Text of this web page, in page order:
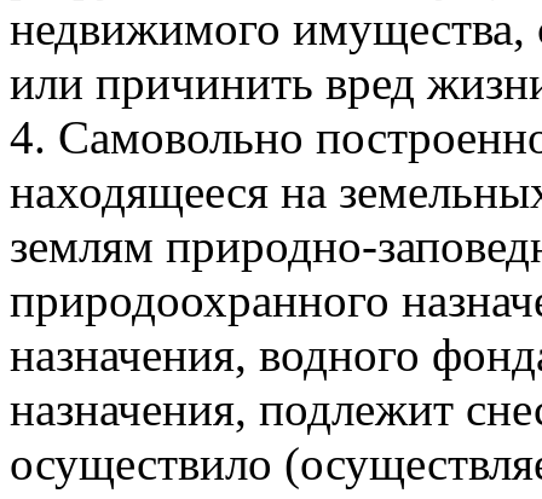
недвижимого имущества,
или причинить вред
4. Самовольно
находящееся на
землям природно-
природоохранного
назначения, водного
назначения, подлежит
осуществило